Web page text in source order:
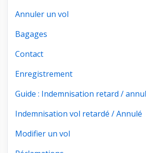
Annuler un vol
Bagages
Contact
Enregistrement
Guide : Indemnisation retard /
Indemnisation vol retardé / Annulé
Modifier un vol